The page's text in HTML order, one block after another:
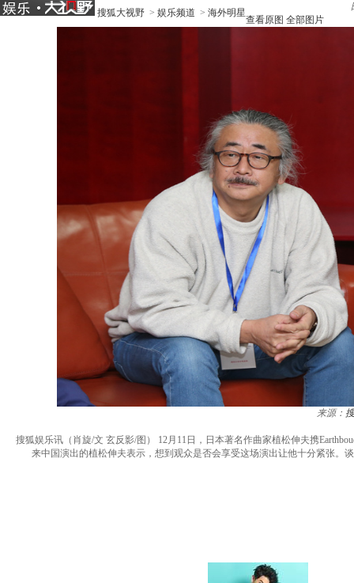
搜狐大视野 > 娱乐频道 > 海外明星
查看原图 全部图片
来源：
搜狐娱乐讯（肖旋/文 玄反影/图） 12月11日，日本著名作曲家植松伸夫携
来中国演出的植松伸夫表示，想到观众是否会享受这场演出让他十分紧张。